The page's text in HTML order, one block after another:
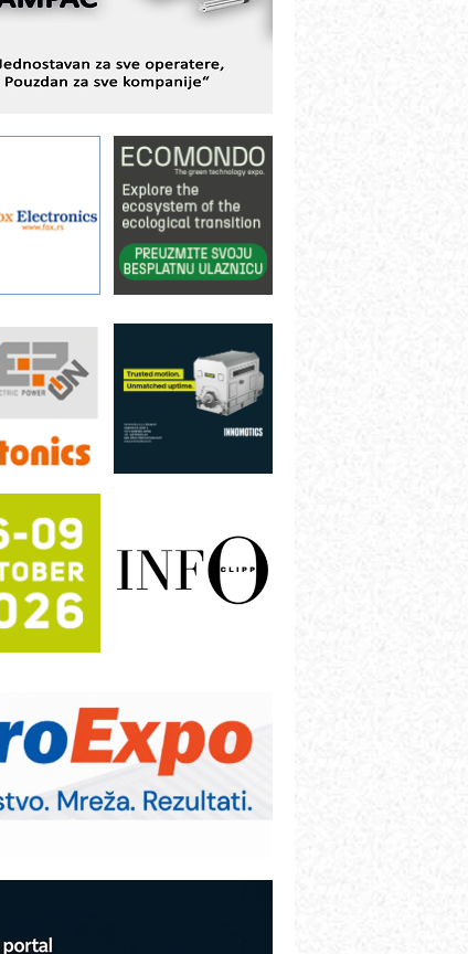
pumpe – japanska
Group Industrial – Napredna
za filtraciju u hidrauličkim i
sistemima
Studio – vizuelne priče
i biznisa
kompanije Rittal
upravljanje energijom
pakovanja · Display
iC7 Hybrid 1500 VDC
pretvarača sa tečnim
efikasnost bez složenih
oznaka kao dugoročna korist
na prvom mestu!
u industriji
signalizacija za efikasnije
mašinama
ispitivanje transformatora u
elektranama i vetroparkovima
i SCHUNK podižu proizvodnju
različitih oblika